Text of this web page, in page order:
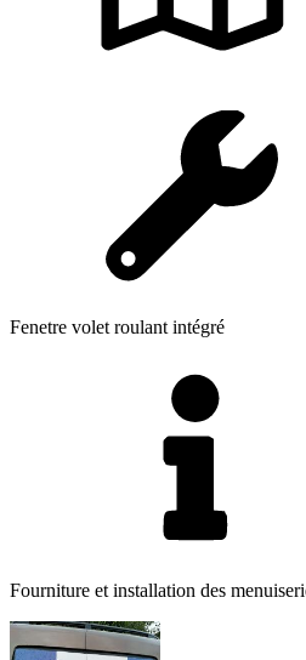
Fenetre volet roulant intégré
Fourniture et installation des